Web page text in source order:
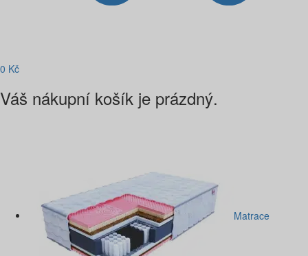
0 Kč
Váš nákupní košík je prázdný.
Matrace